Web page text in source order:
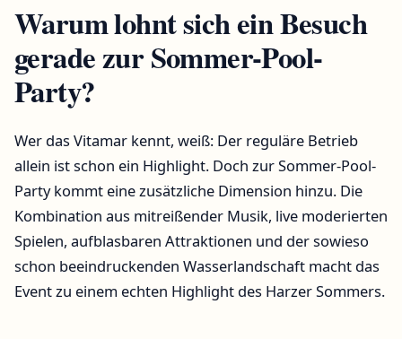
Warum lohnt sich ein Besuch
gerade zur Sommer-Pool-
Party?
Wer das Vitamar kennt, weiß: Der reguläre Betrieb
allein ist schon ein Highlight. Doch zur Sommer-Pool-
Party kommt eine zusätzliche Dimension hinzu. Die
Kombination aus mitreißender Musik, live moderierten
Spielen, aufblasbaren Attraktionen und der sowieso
schon beeindruckenden Wasserlandschaft macht das
Event zu einem echten Highlight des Harzer Sommers.